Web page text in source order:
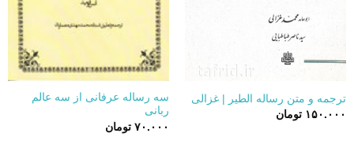
ترجمه و متن رساله الطیر | غزالی
۱۵۰.۰۰۰ تومان
سه رساله عرفانی از سه عالم
ربانی
۷۰.۰۰۰ تومان